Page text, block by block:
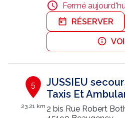
Fermé
RÉSERVER
5
23.21 km
JUSSIEU
Taxis Et
2 bis Rue Robert